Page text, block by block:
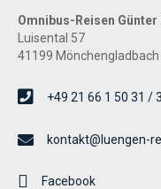
Omnibus-Reisen Günter
Luisental 57
41199 Mönchengladbach
+49 21 66 1 50 31 /
kontakt@luengen-
Facebook